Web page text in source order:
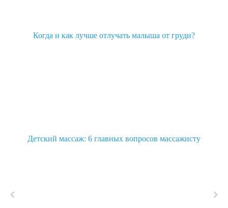
Когда и как лучше отлучать малыша от груди?
Детский массаж: 6 главных вопросов массажисту